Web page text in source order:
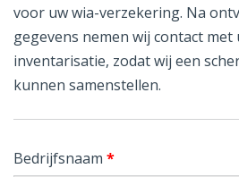
voor uw wia-verzekering. Na
gegevens nemen wij contact met
inventarisatie, zodat wij een
kunnen samenstellen.
Bedrijfsnaam *